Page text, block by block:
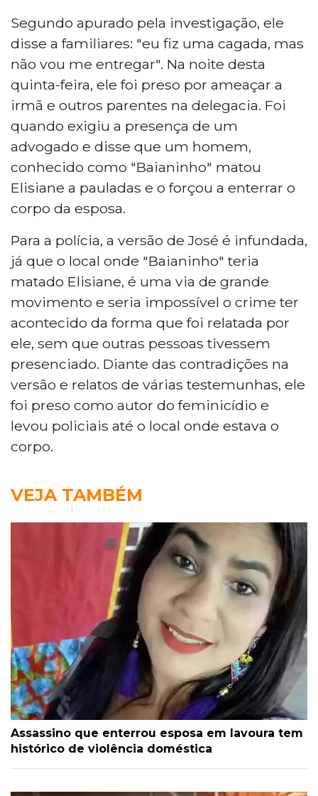
Segundo apurado pela investigação, ele
disse a familiares: "eu fiz uma cagada, mas
não vou me entregar". Na noite desta
quinta-feira, ele foi preso por ameaçar a
irmã e outros parentes na delegacia. Foi
quando exigiu a presença de um
advogado e disse que um homem,
conhecido como "Baianinho" matou
Elisiane a pauladas e o forçou a enterrar o
corpo da esposa.
Para a polícia, a versão de José é infundada,
já que o local onde "Baianinho" teria
matado Elisiane, é uma via de grande
movimento e seria impossível o crime ter
acontecido da forma que foi relatada por
ele, sem que outras pessoas tivessem
presenciado. Diante das contradições na
versão e relatos de várias testemunhas, ele
foi preso como autor do feminicídio e
levou policiais até o local onde estava o
corpo.
VEJA TAMBÉM
Assassino que enterrou esposa em lavoura tem
histórico de violência doméstica